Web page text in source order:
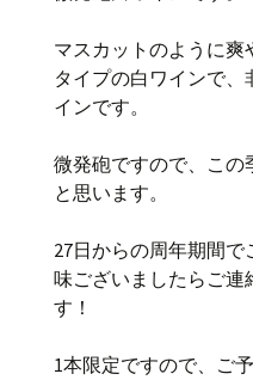
マスカットのように爽
タイプの白ワインで
インです。
微発砲ですので、この
と思います。
27日からの周年期間
味ございましたらご連
す！
1本限定ですので、ご